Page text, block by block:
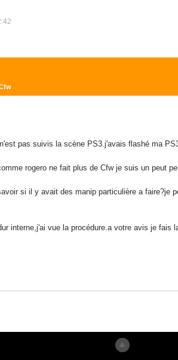
pas suivis la scène PS3.j'avais flashé ma
rogero ne fait plus de Cfw je suis un peut
si il y avait des manip particulière a faire?je
interne,j'ai vue la procédure.a votre avis je fais